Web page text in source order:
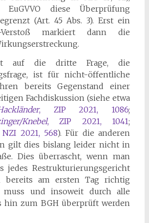
diese Überprüfung
(Art. 45 Abs. 3). Erst ein
Verstoß markiert dann die
auf die dritte Frage, die
ist für nicht-öffentliche
bereits Gegenstand einer
Fachdiskussion (siehe etwa
, ZIP 2021, 1086;
Knebel, ZIP 2021, 1041;
NZI 2021, 568). Für die anderen
gilt dies bislang leider nicht in
Dies überrascht, wenn man
jedes Restrukturierungsgericht
bereits am ersten Tag richtig
muss und insoweit durch alle
hin zum BGH überprüft werden